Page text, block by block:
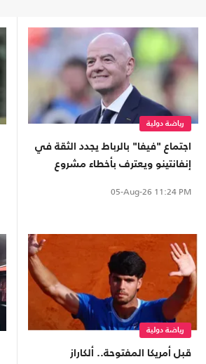
رياضة دولية
اجتماع "فيفا" بالرباط يجدد الثقة في
إنفانتينو ويعترف بأخطاء مشروع
05-Aug-26 11:24 PM
رياضة دولية
قبل أمريكا المفتوحة.. ألكاراز